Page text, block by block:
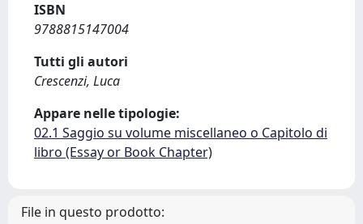
ISBN
9788815147004
Tutti gli autori
Crescenzi, Luca
Appare nelle tipologie:
02.1 Saggio su volume miscellaneo o Capitolo di
libro (Essay or Book Chapter)
File in questo prodotto: